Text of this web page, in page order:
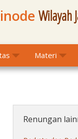
Wilayah
Materi
Renungan